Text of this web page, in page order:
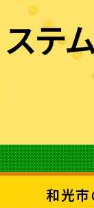
ステ
和光市